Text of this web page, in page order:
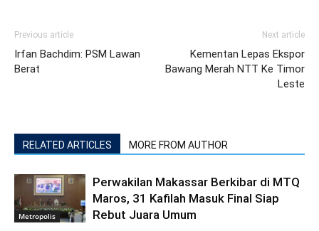
Previous article
Irfan Bachdim: PSM Lawan
Berat
Next article
Kementan Lepas Ekspor
Bawang Merah NTT Ke Timor
Leste
RELATED ARTICLES MORE FROM AUTHOR
Metropolis
Perwakilan Makassar Berkibar di MTQ
Maros, 31 Kafilah Masuk Final Siap
Rebut Juara Umum